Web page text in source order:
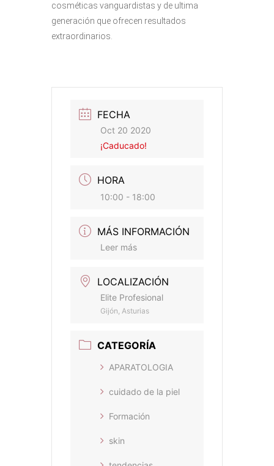
cosméticas vanguardistas y de ultima
generación que ofrecen resultados
extraordinarios.
FECHA
Oct 20 2020
¡Caducado!
HORA
10:00 - 18:00
MÁS INFORMACIÓN
Leer más
LOCALIZACIÓN
Elite Profesional
Gijón, Asturias
CATEGORÍA
APARATOLOGIA
cuidado de la piel
Formación
skin